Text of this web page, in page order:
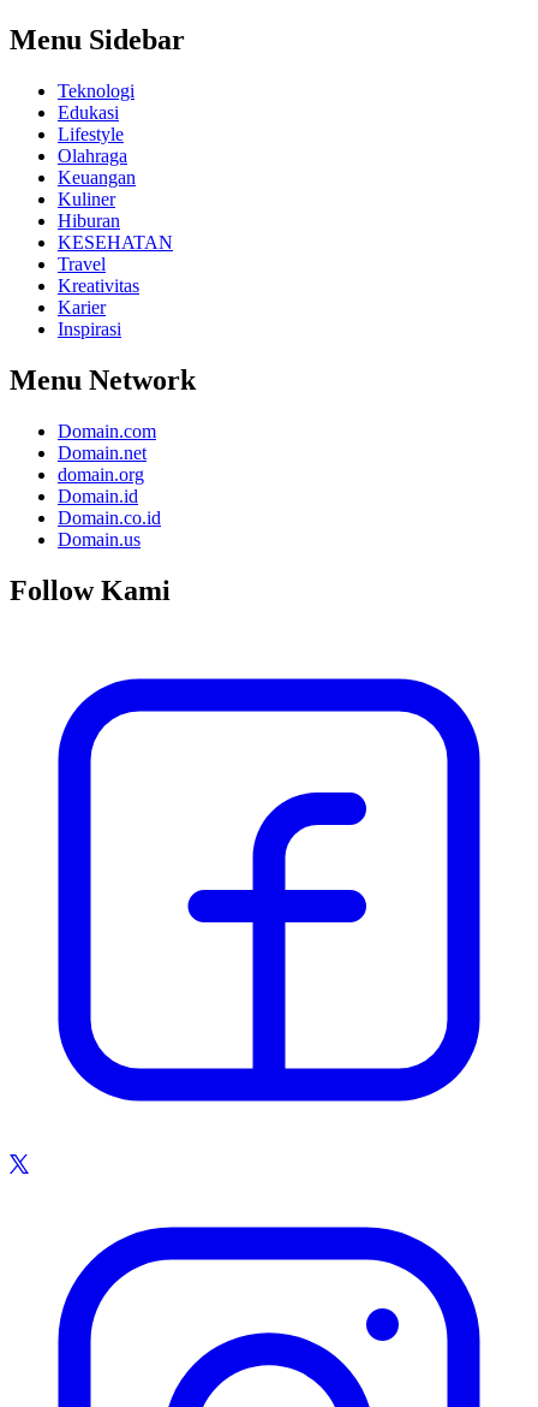
Menu Sidebar
Teknologi
Edukasi
Lifestyle
Olahraga
Keuangan
Kuliner
Hiburan
KESEHATAN
Travel
Kreativitas
Karier
Inspirasi
Menu Network
Domain.com
Domain.net
domain.org
Domain.id
Domain.co.id
Domain.us
Follow Kami